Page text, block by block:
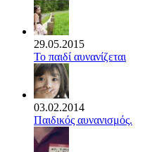
29.05.2015
Το παιδί αυνανίζεται
03.02.2014
Παιδικός αυνανισμός.